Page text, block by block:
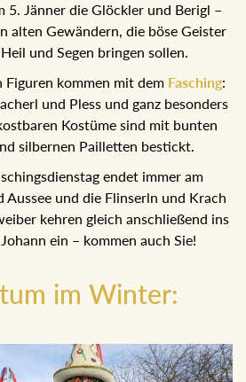
5. Jänner die Glöckler und Berigl –
alten Gewändern, die böse Geister
und Segen bringen sollen.
Figuren kommen mit dem Fasching:
und Pless und ganz besonders
Kostüme sind mit bunten
silbernen Pailletten bestickt.
endet immer am
Aussee und die Flinserln und Krach
kehren gleich anschließend ins
ein – kommen auch Sie!
im Winter: